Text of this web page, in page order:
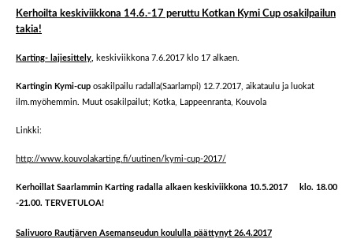
Kerhoilta keskiviikkona 14.6.-17 peruttu Kotkan Kymi Cup osakilpailun
takia!
Karting- lajiesittely keskiviikkona 7.6.2017 klo 17 alkaen.
Kartingin Kymi-cup osakilpailu radalla(Saarlampi) 12.7.2017, aikataulu ja luokat
ilm.myöhemmin. Muut osakilpailut; Kotka, Lappeenranta, Kouvola
Linkki:
http://www.kouvolakarting.fi/uutinen/kymi-cup-2017/
Kerhoillat Saarlammin Karting radalla alkaen keskiviikkona 10.5.2017 klo. 18.00
-21.00. TERVETULOA!
Salivuoro Rautjärven Asemanseudun koululla päättynyt 26.4.2017